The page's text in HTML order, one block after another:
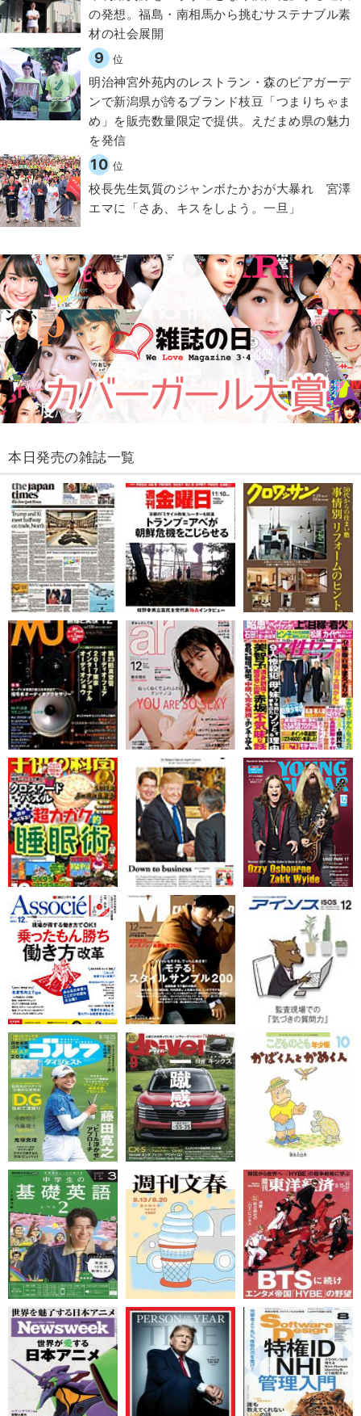
の発想。福島・南相馬から挑むサステナブル素
材の社会展開​
9 位
明治神宮外苑内のレストラン・森のビアガーデ
ンで新潟県が誇るブランド枝豆「つまりちゃま
め」を販売数量限定で提供。えだまめ県の魅力
を発信
10 位
校長先生気質のジャンボたかおが大暴れ 宮澤
エマに「さあ、キスをしよう。一旦」
本日発売の雑誌一覧